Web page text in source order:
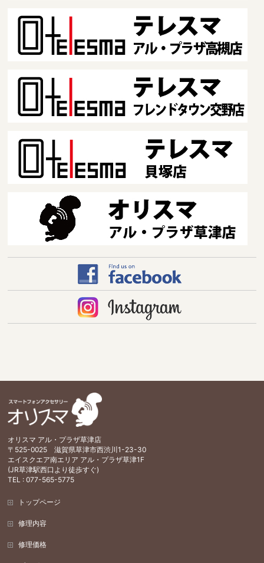
オリスマ アル・プラザ草津店
〒525-0025 滋賀県草津市西渋川1-23-30
エイスクエア南エリア アル・プラザ草津1F
(JR草津駅西口より徒歩すぐ)
TEL : 077-565-5775
トップページ
修理内容
修理価格